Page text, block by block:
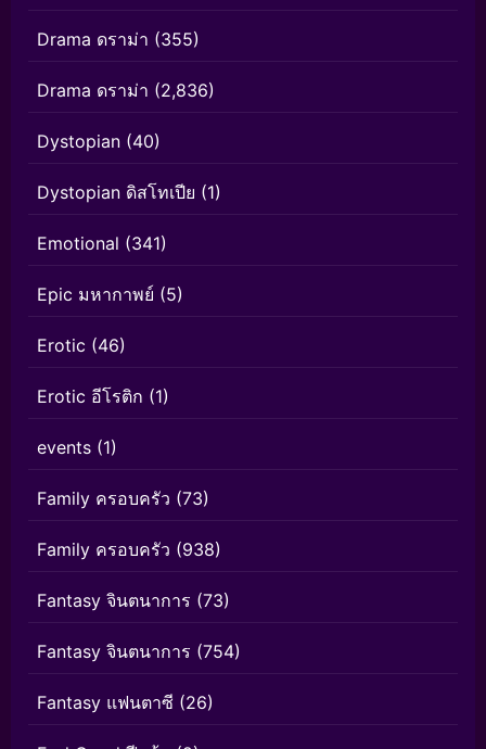
Drama ดราม่า (355)
Drama ดราม่า (2,836)
Dystopian (40)
Dystopian ดิสโทเปีย (1)
Emotional (341)
Epic มหากาพย์ (5)
Erotic (46)
Erotic อีโรติก (1)
events (1)
Family ครอบครัว (73)
Family ครอบครัว (938)
Fantasy จินตนาการ (73)
Fantasy จินตนาการ (754)
Fantasy แฟนตาซี (26)